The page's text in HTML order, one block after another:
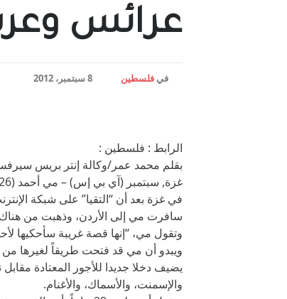
عرائس
في فلسطين 8 سبتمبر، 2012
الرابط : فلسطين :
بقلم محمد عمر/وكالة إنتر بريس
في غزة بعد أن “التقيا” على شبكة
سافرت مي إلى الأردن، وذهبت من
وتقول مي، “إنها قصة غريبة سأحكيها
ويبدو أن مي قد فتحت طريقاً لغيرها من
يضيف دخلا جديدا للأجور المعتادة
والإسمنت، والأسماك، والأغنام.